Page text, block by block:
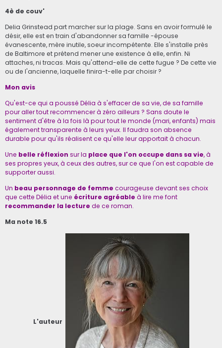
4è de couv'
Delia Grinstead part marcher sur la plage. Sans en avoir formulé le
désir, elle est en train d'abandonner sa famille -épouse
évanescente, mère inutile, soeur incompétente. Elle s'installe près
de Baltimore et prétend mener une existence à elle, enfin. Ni
attaches, ni tracas. Mais qu'attend-elle de cette fugue ? De cette vie
ou de l'ancienne, laquelle finira-t-elle par choisir ?
Mon avis
Qu'est-ce qui a poussé Délia à s'effacer de sa vie, de sa famille
pour aller tout recommencer à zéro ailleurs ? Sans doute le
sentiment d'être à la fois là pour tout le monde (mari, enfants) mais
également transparente à leurs yeux. Il faudra son absence
durable pour qu'ils réalisent ce qu'elle leur apportait à chacun.
Une belle réflexion sur la place que l'on occupe dans sa vie, à
ses propres yeux, à ceux des autres, sur ce que l'on est capable de
supporter aussi.
Un beau personnage de femme courageuse devant ses choix
que cette Délia et une écriture agréable à lire me font
recommander la lecture de ce roman.
Ma note 16.5
L'auteur